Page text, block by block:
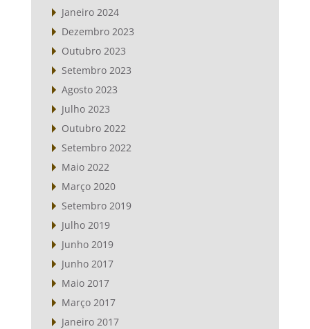
Janeiro 2024
Dezembro 2023
Outubro 2023
Setembro 2023
Agosto 2023
Julho 2023
Outubro 2022
Setembro 2022
Maio 2022
Março 2020
Setembro 2019
Julho 2019
Junho 2019
Junho 2017
Maio 2017
Março 2017
Janeiro 2017